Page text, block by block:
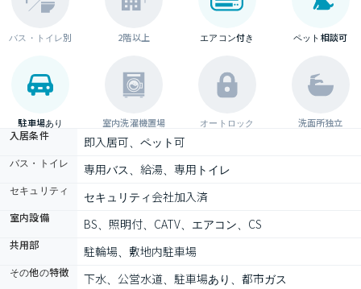
バス・トイレ別 2階以上 エアコン付き ペット相談可
駐車場あり 室内洗濯機置場 オートロック 洗面所独立
入居条件 即入居可、ペット可
バス・トイレ 専用バス、給湯、専用トイレ
セキュリティ セキュリティ会社加入済
室内設備 BS、照明付、CATV、エアコン、CS
共用部 駐輪場、敷地内駐車場
その他の特徴 下水、公営水道、駐車場あり、都市ガス